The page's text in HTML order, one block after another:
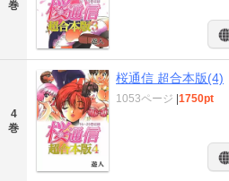
巻
4
巻
桜通信 超合本版(4)
1053ページ |1750pt